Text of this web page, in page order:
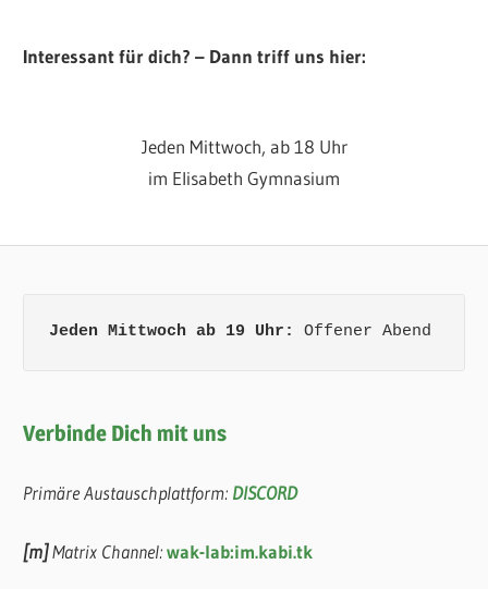
Interessant für dich? – Dann triff uns hier:
Jeden Mittwoch, ab 18 Uhr
im Elisabeth Gymnasium
Jeden Mittwoch ab 19 Uhr: Offener Abend
Verbinde Dich mit uns
Primäre Austauschplattform: DISCORD
[m]Matrix Channel:wak-lab:im.kabi.tk